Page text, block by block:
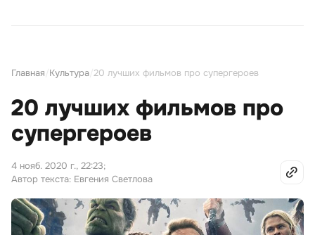
Главная Культура 20 лучших фильмов про супергероев
20 лучших фильмов про
супергероев
4 нояб. 2020 г., 22:23;
Автор текста: Евгения Светлова